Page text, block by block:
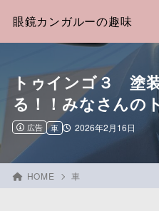
眼鏡カンガルーの趣味
トゥインゴ３ 塗
る！！みなさんの
広告 2026年2月16日
車
HOME 車